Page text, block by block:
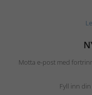
Motta e-post med
Fyll inn